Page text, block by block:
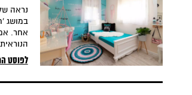
נראה
במושג
אחר. אם
לפוסט